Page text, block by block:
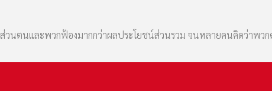
วนตนและพวกฟ้องมากกว่าผลประโยชน์ส่วนรวม จนหลายคนคิดว่าพว